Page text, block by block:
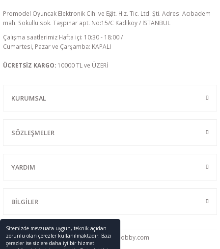
Sitemizde mevzuata uygun, teknik açıdan
zorunlu olan çerezler kullanılmaktadır. Bazı
çerezler ise sizlere daha iyi bir hizmet
Promodel Oyuncak Elektronik Cih. ve Eğit. Hiz. Tic. Ltd. Şti. Adres: Acıbadem
mah. Sokullu sok. Taşpınar apt. No:15/C Kadıköy / İSTANBUL
Çalışma saatlerimiz Hafta içi: 10:30 - 18:00 /
Cumartesi, Pazar ve Çarşamba: KAPALI
ÜCRETSİZ KARGO: 10000 TL ve ÜZERİ
KURUMSAL
SÖZLEŞMELER
YARDIM
BİLGİLER
0216 428 46 91 info@promodelhobby.com